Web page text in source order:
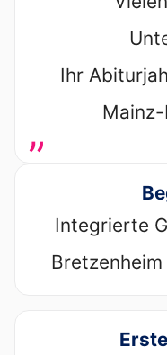
„
Ihr
Integrierte